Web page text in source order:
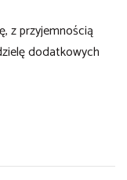
z przyjemnością
dodatkowych